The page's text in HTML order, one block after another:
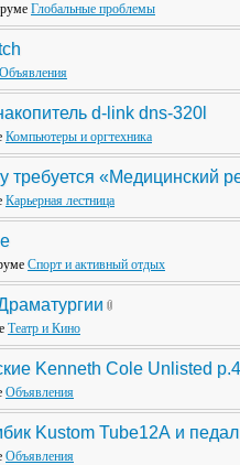
Глобальные проблемы
Объявления
d-link dns-320l
Компьютеры и оргтехника
требуется «Медицинский
Карьерная лестница
Спорт и активный отдых
Театр и Кино
Kenneth Cole Unlisted
Объявления
Kustom Tube12А и
Объявления